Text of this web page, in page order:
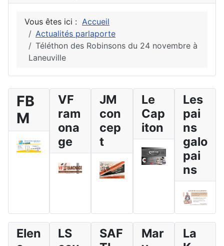
Vous êtes ici : Accueil
Actualités parlaporte
Téléthon des Robinsons du 24 novembre à
Laneuville
FB
M
VF
ram
ona
ge
JM
con
cep
t
Le
Cap
iton
Les
pai
ns
galo
pai
ns
Elen
LS
SAF
Mar
La